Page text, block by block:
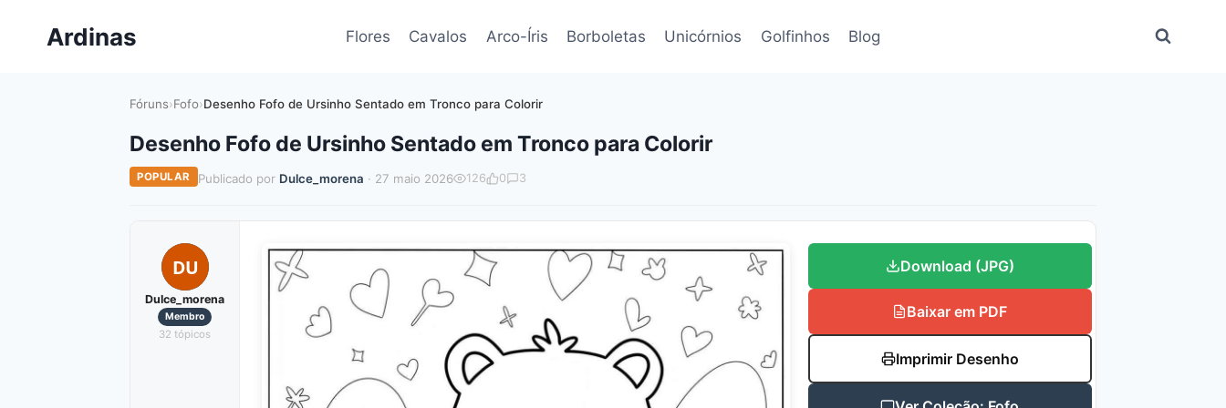
Ardinas Flores Cavalos Arco-Íris Borboletas Unicórnios Golfinhos Blog
Fóruns›Fofo›Desenho Fofo de Ursinho Sentado em Tronco para Colorir
Desenho Fofo de Ursinho Sentado em Tronco para Colorir
POPULAR Publicado por Dulce_morena · 27 maio 2026 126 0 3
DU
Dulce_morena
Membro
32 tópicos
Download (JPG)
Baixar em PDF
Imprimir Desenho